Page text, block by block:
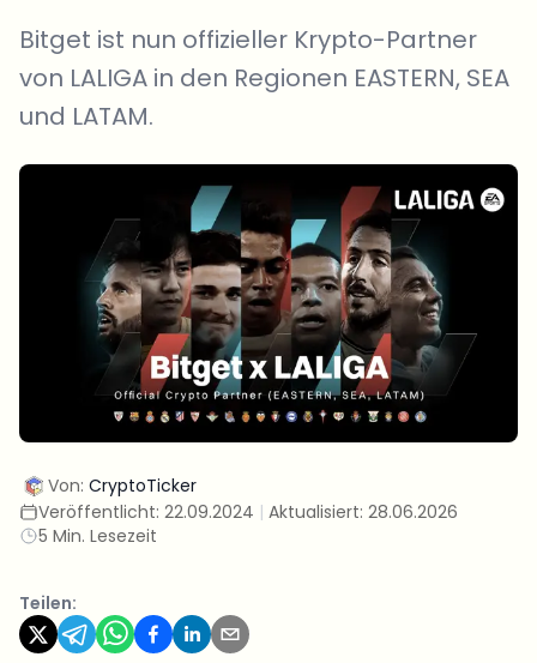
Bitget ist nun offizieller Krypto-Partner
von LALIGA in den Regionen EASTERN, SEA
und LATAM.
Von: CryptoTicker
Veröffentlicht: 22.09.2024 | Aktualisiert: 28.06.2026
5 Min. Lesezeit
Teilen: